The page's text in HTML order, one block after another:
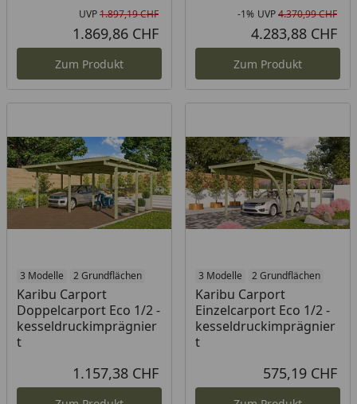
Ursprünglicher Preis
UVP1.897,19 CHF
1.869,86 CHF
Zum Produkt
-1% UVP4.370,99 CHF
4.283,88 CHF
Zum Produkt
3 Modelle 2 Grundflächen
Karibu Carport
Doppelcarport Eco 1/2 -
kesseldruckimprägnier
t
1.157,38 CHF
3 Modelle 2 Grundflächen
Karibu Carport
Einzelcarport Eco 1/2 -
kesseldruckimprägnier
t
575,19 CHF